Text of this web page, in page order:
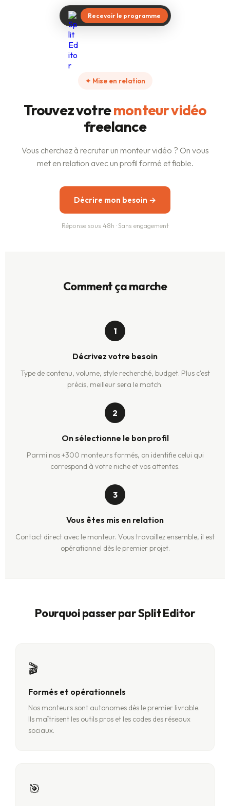
Recevoir le programme
✦ Mise en relation
Trouvez votremonteur vidéo
freelance
Vous cherchez à recruter un monteur vidéo ? On vous
met en relation avec un profil formé et fiable.
Décrire mon besoin →
Réponse sous 48h · Sans engagement
Comment ça marche
1
Décrivez votre besoin
Type de contenu, volume, style recherché, budget. Plus c'est
précis, meilleur sera le match.
2
On sélectionne le bon profil
Parmi nos +300 monteurs formés, on identifie celui qui
correspond à votre niche et vos attentes.
3
Vous êtes mis en relation
Contact direct avec le monteur. Vous travaillez ensemble, il est
opérationnel dès le premier projet.
Pourquoi passer par Split Editor
🎬
Formés et opérationnels
Nos monteurs sont autonomes dès le premier livrable.
Ils maîtrisent les outils pros et les codes des réseaux
sociaux.
🎯